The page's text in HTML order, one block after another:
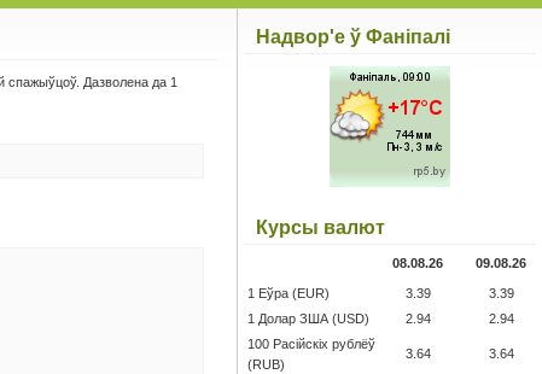
спажыўцоў. Дазволена да 1
Надвор'е ў Фаніпалі
Курсы валют
08.08.26 09.08.26
1 Еўра (EUR) 3.39
3.39
1 Долар ЗША (USD)
2.94
2.94
100 Расійскіх рублёў
(RUB)
3.64 3.64